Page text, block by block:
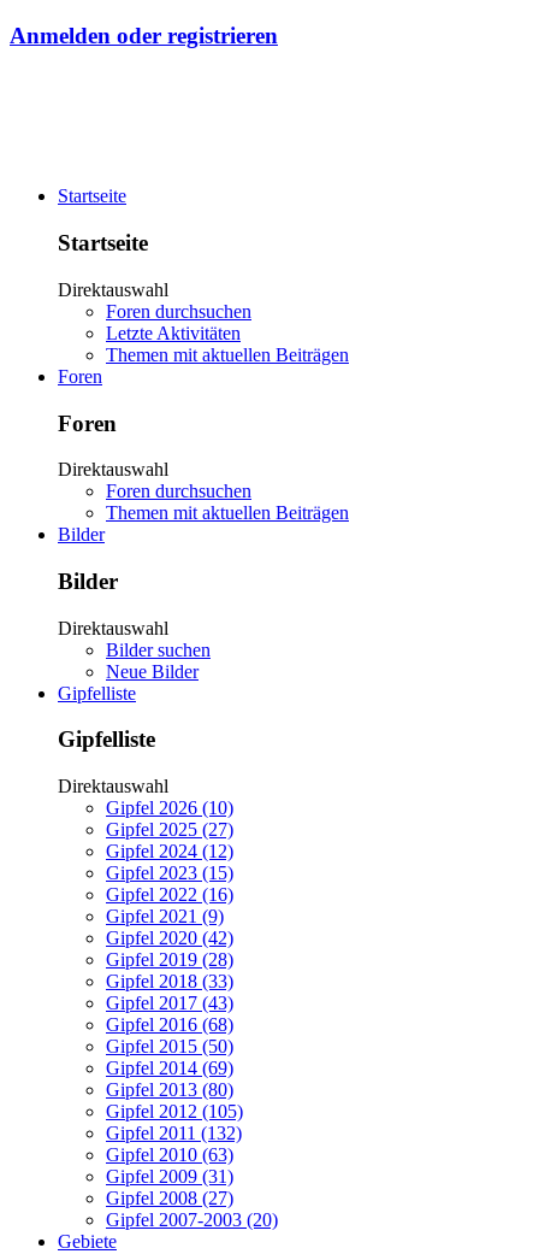
Anmelden oder registrieren
Startseite
Startseite
Direktauswahl
Foren durchsuchen
Letzte Aktivitäten
Themen mit aktuellen Beiträgen
Foren
Foren
Direktauswahl
Foren durchsuchen
Themen mit aktuellen Beiträgen
Bilder
Bilder
Direktauswahl
Bilder suchen
Neue Bilder
Gipfelliste
Gipfelliste
Direktauswahl
Gipfel 2026 (10)
Gipfel 2025 (27)
Gipfel 2024 (12)
Gipfel 2023 (15)
Gipfel 2022 (16)
Gipfel 2021 (9)
Gipfel 2020 (42)
Gipfel 2019 (28)
Gipfel 2018 (33)
Gipfel 2017 (43)
Gipfel 2016 (68)
Gipfel 2015 (50)
Gipfel 2014 (69)
Gipfel 2013 (80)
Gipfel 2012 (105)
Gipfel 2011 (132)
Gipfel 2010 (63)
Gipfel 2009 (31)
Gipfel 2008 (27)
Gipfel 2007-2003 (20)
Gebiete